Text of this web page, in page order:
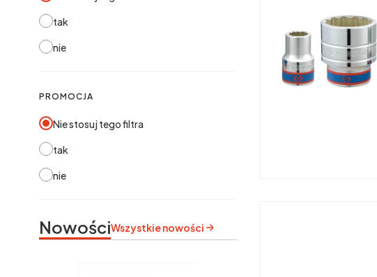
tak
nie
PROMOCJA
Nie stosuj tego filtra
tak
nie
NowościWszystkie nowości